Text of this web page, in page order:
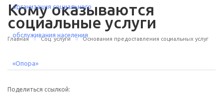
Кому оказываются
социальные услуги
Главная Соц. услуги Основания предоставления социальных услуг
Поделиться ссылкой: